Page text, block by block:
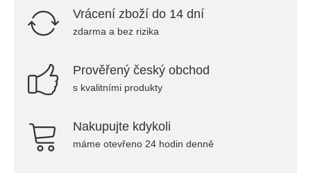
Vrácení zboží do 14 dní
zdarma a bez rizika
Prověřený český obchod
s kvalitními produkty
Nakupujte kdykoli
máme otevřeno 24 hodin denně